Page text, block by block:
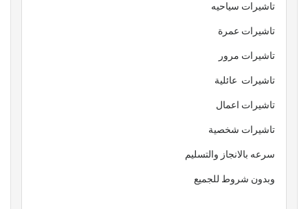
تاشيرات سياحيه
تاشيرات عمرة
تاشيرات مرور
تاشيرات عائلية
تاشيرات اعمال
تاشيرات شخصية
سرعه بالانجاز والتسليم
وبدون شروط للجميع